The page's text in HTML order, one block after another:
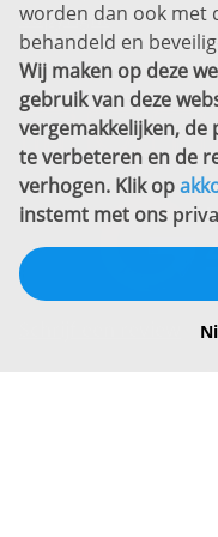
Copyright
Bekijk ook
worden dan ook met
behandeld en
Wij maken op deze
gebruik van deze
vergemakkelijken,
te verbeteren en de
verhogen. Klik op
instemt met ons